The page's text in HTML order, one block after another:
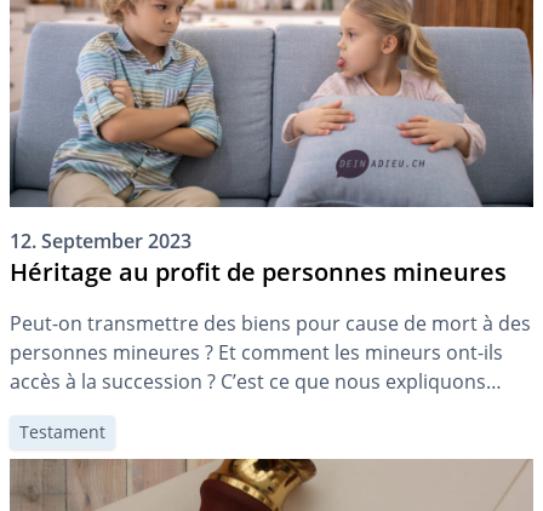
12. September 2023
Héritage au profit de personnes mineures
Peut-on transmettre des biens pour cause de mort à des
personnes mineures ? Et comment les mineurs ont-ils
accès à la succession ? C’est ce que nous expliquons
dans l’article qui suit.
Testament